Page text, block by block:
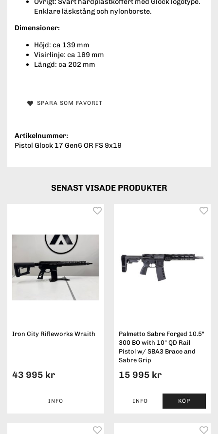
Enklare läskstång och nylonborste.
Dimensioner:
Höjd: ca 139 mm
Visirlinje: ca 169 mm
Längd: ca 202 mm
SPARA SOM FAVORIT
Artikelnummer:
Pistol Glock 17 Gen6 OR FS 9x19
SENAST VISADE PRODUKTER
Iron City Rifleworks Wraith
43 995 kr
INFO
Palmetto Sabre Forged 10.5"
300 BO with 10" QD Rail
Pistol w/ SBA3 Brace and
Sabre Grip
15 995 kr
INFO KÖP